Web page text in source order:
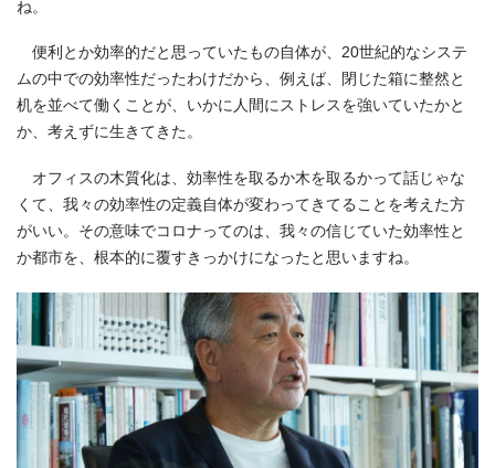
ね。
便利とか効率的だと思っていたもの自体が、20世紀的なシステ
ムの中での効率性だったわけだから、例えば、閉じた箱に整然と
机を並べて働くことが、いかに人間にストレスを強いていたかと
か、考えずに生きてきた。
オフィスの木質化は、効率性を取るか木を取るかって話じゃな
くて、我々の効率性の定義自体が変わってきてることを考えた方
がいい。その意味でコロナってのは、我々の信じていた効率性と
か都市を、根本的に覆すきっかけになったと思いますね。